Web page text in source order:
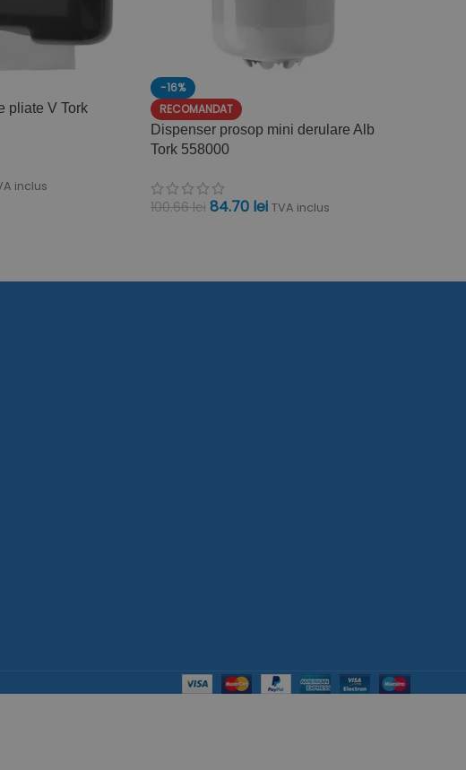
pliate V Tork
inclus
-16%
RECOMANDAT
Dispenser prosop mini derulare Alb
Tork 558000
100.66lei 84.70 lei TVA inclus